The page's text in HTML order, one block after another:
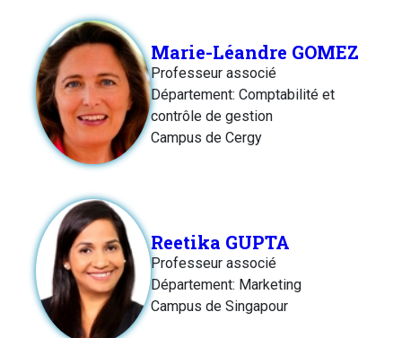
Marie-Léandre GOMEZ
Professeur associé
Département: Comptabilité et
contrôle de gestion
Campus de Cergy
Reetika GUPTA
Professeur associé
Département: Marketing
Campus de Singapour